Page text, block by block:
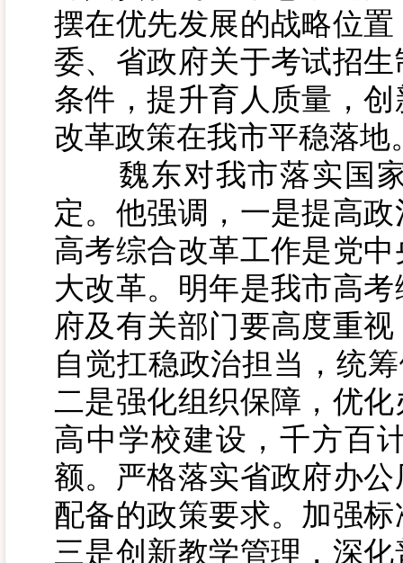
摆在优先发展的战略位
委、省政府关于考试招
条件，提升育人质量，
改革政策在我市平稳落地
魏东对我市落实国家
定。他强调，一是提高
高考综合改革工作是党
大改革。明年是我市高
府及有关部门要高度重
自觉扛稳政治担当，统
二是强化组织保障，优
高中学校建设，千方百
额。严格落实省政府办
配备的政策要求。加强
三是创新教学管理，深